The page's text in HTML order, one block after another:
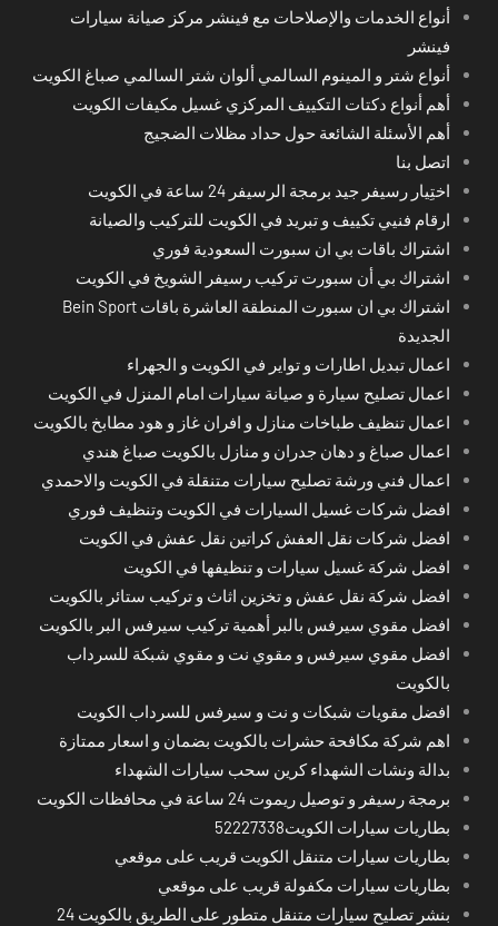
أنواع الخدمات والإصلاحات مع فينشر مركز صيانة سيارات
فينشر
أنواع شتر و المينوم السالمي ألوان شتر السالمي صباغ الكويت
أهم أنواع دكتات التكييف المركزي غسيل مكيفات الكويت
أهم الأسئلة الشائعة حول حداد مظلات الضجيج
اتصل بنا
اختِيار رسيفر جيد برمجة الرسيفر 24 ساعة في الكويت
ارقام فنيي تكييف و تبريد في الكويت للتركيب والصيانة
اشتراك باقات بي ان سبورت السعودية فوري
اشتراك بي أن سبورت تركيب رسيفر الشويخ في الكويت
اشتراك بي ان سبورت المنطقة العاشرة باقات Bein Sport
الجديدة
اعمال تبديل اطارات و تواير في الكويت و الجهراء
اعمال تصليح سيارة و صيانة سيارات امام المنزل في الكويت
اعمال تنظيف طباخات منازل و افران غاز و هود مطابخ بالكويت
اعمال صباغ و دهان جدران و منازل بالكويت صباغ هندي
اعمال فني ورشة تصليح سيارات متنقلة في الكويت والاحمدي
افضل شركات غسيل السيارات في الكويت وتنظيف فوري
افضل شركات نقل العفش كراتين نقل عفش في الكويت
افضل شركة غسيل سيارات و تنظيفها في الكويت
افضل شركة نقل عفش و تخزين اثاث و تركيب ستائر بالكويت
افضل مقوي سيرفس بالبر أهمية تركيب سيرفس البر بالكويت
افضل مقوي سيرفس و مقوي نت و مقوي شبكة للسرداب
بالكويت
افضل مقويات شبكات و نت و سيرفس للسرداب الكويت
اهم شركة مكافحة حشرات بالكويت بضمان و اسعار ممتازة
بدالة ونشات الشهداء كرين سحب سيارات الشهداء
برمجة رسيفر و توصيل ريموت 24 ساعة في محافظات الكويت
بطاريات سيارات الكويت52227338
بطاريات سيارات متنقل الكويت قريب على موقعي
بطاريات سيارات مكفولة قريب على موقعي
بنشر تصليح سيارات متنقل متطور على الطريق بالكويت 24